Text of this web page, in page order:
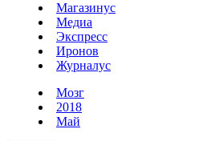
Магазинус
Медиа
Экспресс
Иронов
Журналус
Мозг
2018
Май